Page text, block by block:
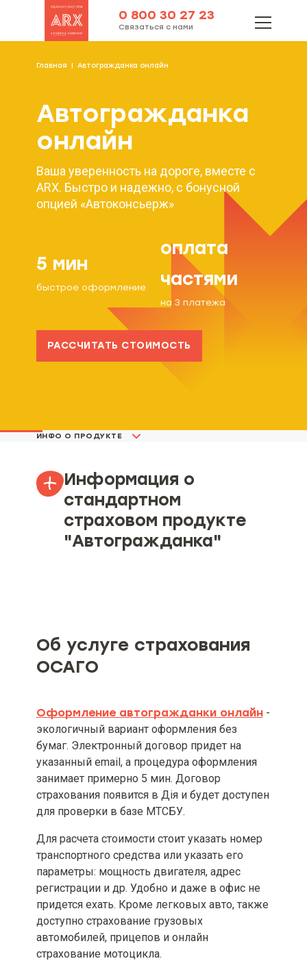
0 800 30 27 23
Связаться с нами
Главная Автогражданка онлайн
Автогражданка
онлайн
Ваша уверенность на дороге, вместе с
ARX. Быстро и надежно, с бонусной
опцией «Автоконсьерж»
5 мин
быстрое оформление
оплата
частями
на 3 платежа
РАССЧИТАТЬ СТОИМОСТЬ
ИНФО О ПРОДУКТЕ
Информация о
стандартном
страховом продукте
"Автогражданка"
Минимальный и максимальный
размер страховой суммы (лимита
размер страховой суммы
определены условиями
страхового продукта
Минимальный и максимальный
размер страховой премии и/или
страхового тарифа
максимальный размер франшизы
Территория и срок действия
договора страхования [включая
информацию о порядке
вступления его в действие и
период(ы) страхования (при
наличии)]
Об услуге страхования
ОСАГО
Оформление автогражданки онлайн-
экологичный вариант оформления без
бумаг. Электронный договор придет на
указанный email, а процедура оформления
занимает примерно 5 мин. Договор
страхования появится в Дія и будет доступен
для проверки в базе МТСБУ.
Для расчета стоимости стоит указать номер
транспортного средства или указать его
параметры: мощность двигателя, адрес
регистрации и др. Удобно и даже в офис не
придется ехать. Кроме легковых авто, также
доступно страхование грузовых
автомобилей, прицепов и онлайн
страхование мотоцикла.